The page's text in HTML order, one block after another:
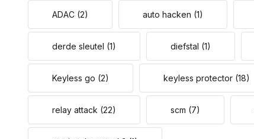
ADAC (2) auto hacken (1)
derde sleutel (1) diefstal (1)
Keyless go (2) keyless protector (18)
relay attack (22) scm (7)